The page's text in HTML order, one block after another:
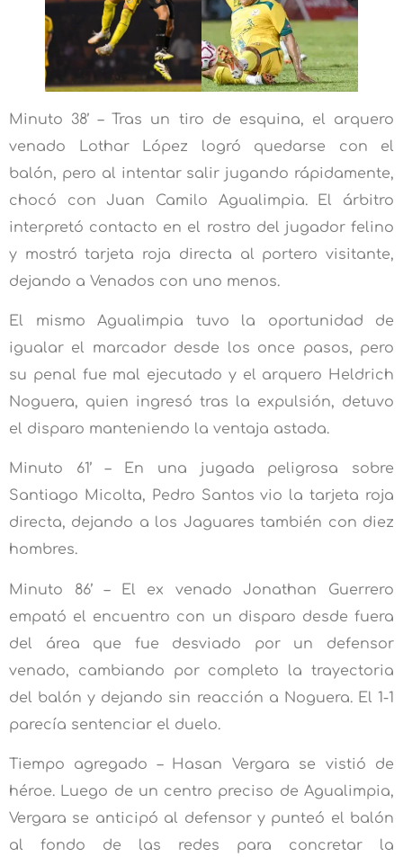
Minuto 38’ – Tras un tiro de esquina, el arquero
venado Lothar López logró quedarse con el
balón, pero al intentar salir jugando rápidamente,
chocó con Juan Camilo Agualimpia. El árbitro
interpretó contacto en el rostro del jugador felino
y mostró tarjeta roja directa al portero visitante,
dejando a Venados con uno menos.
El mismo Agualimpia tuvo la oportunidad de
igualar el marcador desde los once pasos, pero
su penal fue mal ejecutado y el arquero Heldrich
Noguera, quien ingresó tras la expulsión, detuvo
el disparo manteniendo la ventaja astada.
Minuto 61’ – En una jugada peligrosa sobre
Santiago Micolta, Pedro Santos vio la tarjeta roja
directa, dejando a los Jaguares también con diez
hombres.
Minuto 86’ – El ex venado Jonathan Guerrero
empató el encuentro con un disparo desde fuera
del área que fue desviado por un defensor
venado, cambiando por completo la trayectoria
del balón y dejando sin reacción a Noguera. El 1-1
parecía sentenciar el duelo.
Tiempo agregado – Hasan Vergara se vistió de
héroe. Luego de un centro preciso de Agualimpia,
Vergara se anticipó al defensor y punteó el balón
al fondo de las redes para concretar la